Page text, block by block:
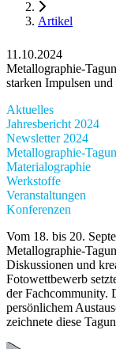
Artikel
11.10.2024
Metallographie-
starken Impulsen
Aktuelles
Jahresbericht 2024
Newsletter 2024
Metallographie-
Materialographie
Werkstoffe
Veranstaltungen
Konferenzen
Vom 18. bis 20.
Metallographie-
Diskussionen und
Fotowettbewerb
der Fachcommunity.
persönlichem
zeichnete diese